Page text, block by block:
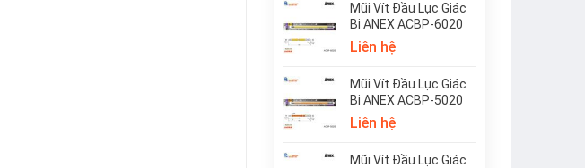
Mũi Vít Đầu Lục Giác
Bi ANEX ACBP-6020
Liên hệ
Mũi Vít Đầu Lục Giác
Bi ANEX ACBP-5020
Liên hệ
Mũi Vít Đầu Lục Giác